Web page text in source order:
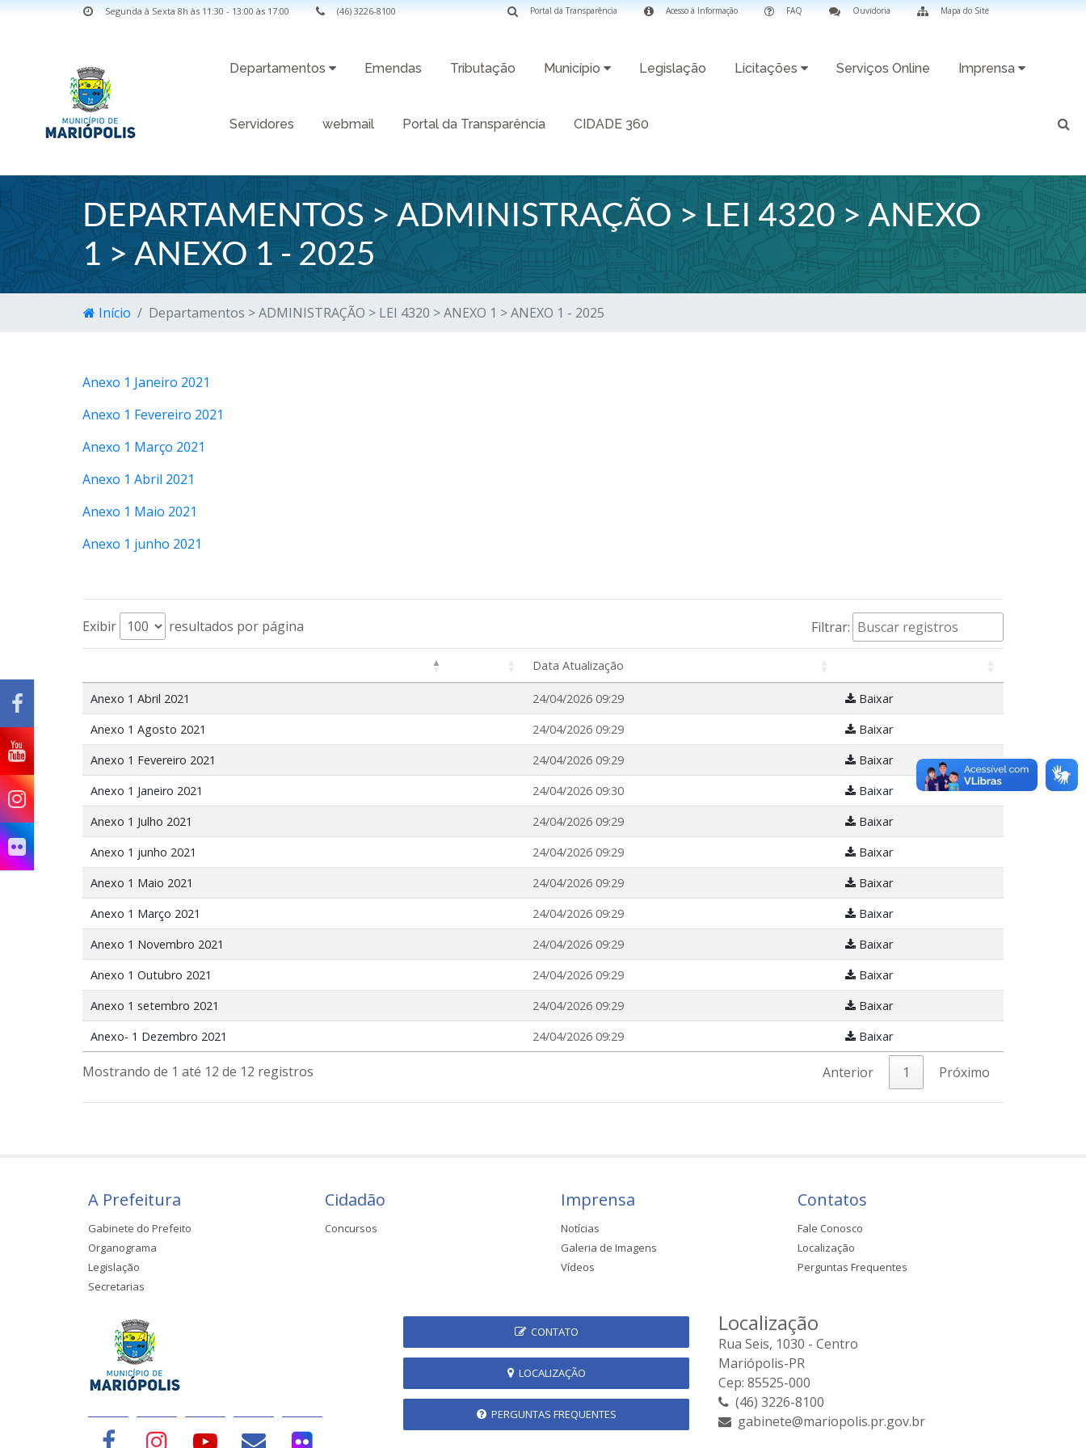
Segunda à Sexta 8h às 11:30 - 13:00 às 17:00 (46) 3226-8100 Mapa do Site
Ouvidoria
FAQ
Acesso à Informação
Portal da Transparência
Departamentos Emendas Tributação Município Legislação Licitações Serviços Online Imprensa
Servidores webmail Portal da Transparência CIDADE 360
DEPARTAMENTOS > ADMINISTRAÇÃO > LEI 4320 > ANEXO
1 > ANEXO 1 - 2025
Início Departamentos > ADMINISTRAÇÃO > LEI 4320 > ANEXO 1 > ANEXO 1 - 2025
Anexo 1 Janeiro 2021
Anexo 1 Fevereiro 2021
Anexo 1 Março 2021
Anexo 1 Abril 2021
Anexo 1 Maio 2021
Anexo 1 junho 2021
Exibir resultados por página Filtrar:
Data Atualização
Anexo 1 Abril 2021 24/04/2026 09:29
Baixar
Anexo 1 Agosto 2021
24/04/2026 09:29
Baixar
Anexo 1 Fevereiro 2021
24/04/2026 09:29
Baixar
Anexo 1 Janeiro 2021
24/04/2026 09:30
Baixar
Anexo 1 Julho 2021
24/04/2026 09:29
Baixar
Anexo 1 junho 2021
24/04/2026 09:29
Baixar
Anexo 1 Maio 2021
24/04/2026 09:29
Baixar
Anexo 1 Março 2021
24/04/2026 09:29
Baixar
Anexo 1 Novembro 2021
24/04/2026 09:29
Baixar
Anexo 1 Outubro 2021
24/04/2026 09:29
Baixar
Anexo 1 setembro 2021
24/04/2026 09:29
Baixar
Anexo- 1 Dezembro 2021
24/04/2026 09:29 Baixar
Mostrando de 1 até 12 de 12 registros Anterior 1 Próximo
A Prefeitura
Gabinete do Prefeito
Organograma
Legislação
Secretarias
Cidadão
Concursos
Imprensa
Notícias
Galeria de Imagens
Vídeos
Contatos
Fale Conosco
Localização
Perguntas Frequentes
CONTATO
LOCALIZAÇÃO
PERGUNTAS FREQUENTES
Localização
Rua Seis, 1030 - Centro
Mariópolis-PR
Cep: 85525-000
(46) 3226-8100
gabinete@mariopolis.pr.gov.br